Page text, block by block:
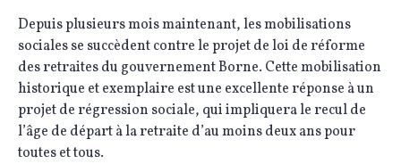
Depuis plusieurs mois maintenant, les mobilisations
sociales se succèdent contre le projet de loi de réforme
des retraites du gouvernement Borne. Cette mobilisation
historique et exemplaire est une excellente réponse à un
projet de régression sociale, qui impliquera le recul de
l’âge de départ à la retraite d’au moins deux ans pour
toutes et tous.